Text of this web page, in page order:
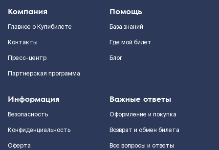
Компания
Главное о Купибилете
Контакты
Пресс-центр
Партнерская программа
Помощь
База знаний
Где мой билет
Блог
Информация
Безопасность
Конфиденциальность
Оферта
Важные ответы
Оформление и покупка
Возврат и обмен билета
Все вопросы и ответы